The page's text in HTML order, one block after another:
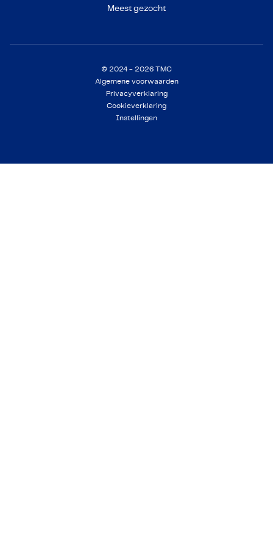
Meest gezocht
© 2024 - 2026 TMC
Algemene voorwaarden
Privacyverklaring
Cookieverklaring
Instellingen